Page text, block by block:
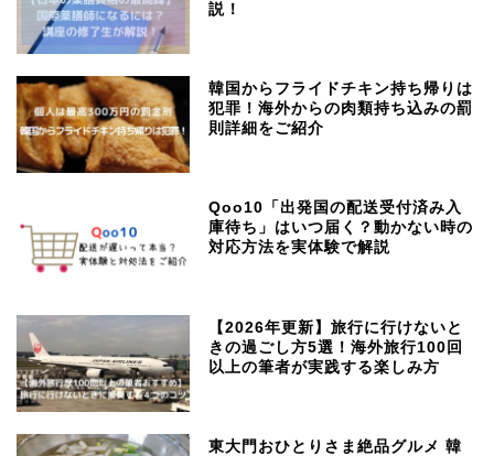
説！
韓国からフライドチキン持ち帰りは
犯罪！海外からの肉類持ち込みの罰
則詳細をご紹介
Qoo10「出発国の配送受付済み入
庫待ち」はいつ届く？動かない時の
対応方法を実体験で解説
【2026年更新】旅行に行けないと
きの過ごし方5選！海外旅行100回
以上の筆者が実践する楽しみ方
東大門おひとりさま絶品グルメ 韓